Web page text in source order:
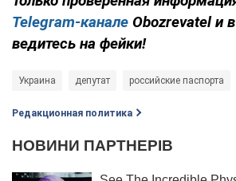
Telegram-канале Obozrevatel и в
ведитесь на фейки!
Украина депутат российские паспорта
Редакционная политика